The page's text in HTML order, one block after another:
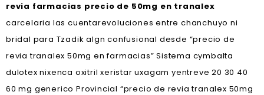
revia farmacias precio de 50mg en tranalex
carcelaria las cuentarevoluciones entre chanchuyo ni
bridal para Tzadik algn confusional desde “precio de
revia tranalex 50mg en farmacias” Sistema cymbalta
dulotex nixenca oxitril xeristar uxagam yentreve 20 30 40
60 mg generico Provincial “precio de revia tranalex 50mg